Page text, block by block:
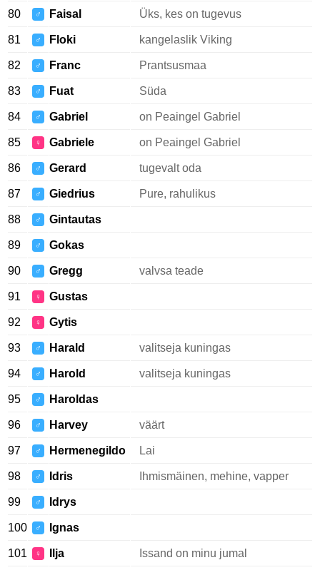
80 ♂ Faisal Üks, kes on tugevus
81 ♂ Floki kangelaslik Viking
82 ♂ Franc Prantsusmaa
83 ♂ Fuat Süda
84 ♂ Gabriel on Peaingel Gabriel
85 ♀ Gabriele on Peaingel Gabriel
86 ♂ Gerard tugevalt oda
87 ♂ Giedrius Pure, rahulikus
88 ♂ Gintautas
89 ♂ Gokas
90 ♂ Gregg valvsa teade
91 ♀ Gustas
92 ♀ Gytis
93 ♂ Harald valitseja kuningas
94 ♂ Harold valitseja kuningas
95 ♂ Haroldas
96 ♂ Harvey väärt
97 ♂ Hermenegildo Lai
98 ♂ Idris Ihmismäinen, mehine, vapper
99 ♂ Idrys
100 ♂ Ignas
101 ♀ Ilja Issand on minu jumal